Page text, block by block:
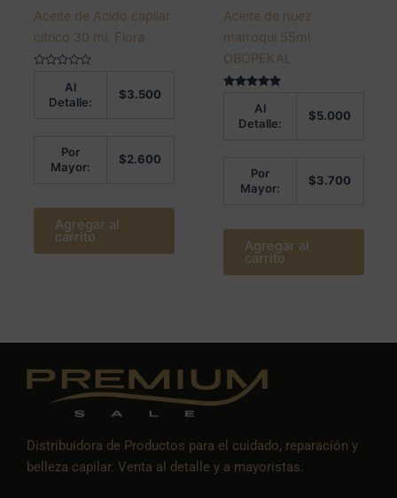
Aceite de Acido capilar
citrico 30 ml. Flora
Al
Detalle:
$3.500
Por
Mayor:
$2.600
Agregar al
carrito
Aceite de nuez
marroqui 55ml
OBOPEKAL
de 5
Al
Detalle:
$5.000
Por
Mayor:
$3.700
Agregar al
carrito
Distribuidora de Productos para el cuidado, reparación y
belleza capilar. Venta al detalle y a mayoristas.